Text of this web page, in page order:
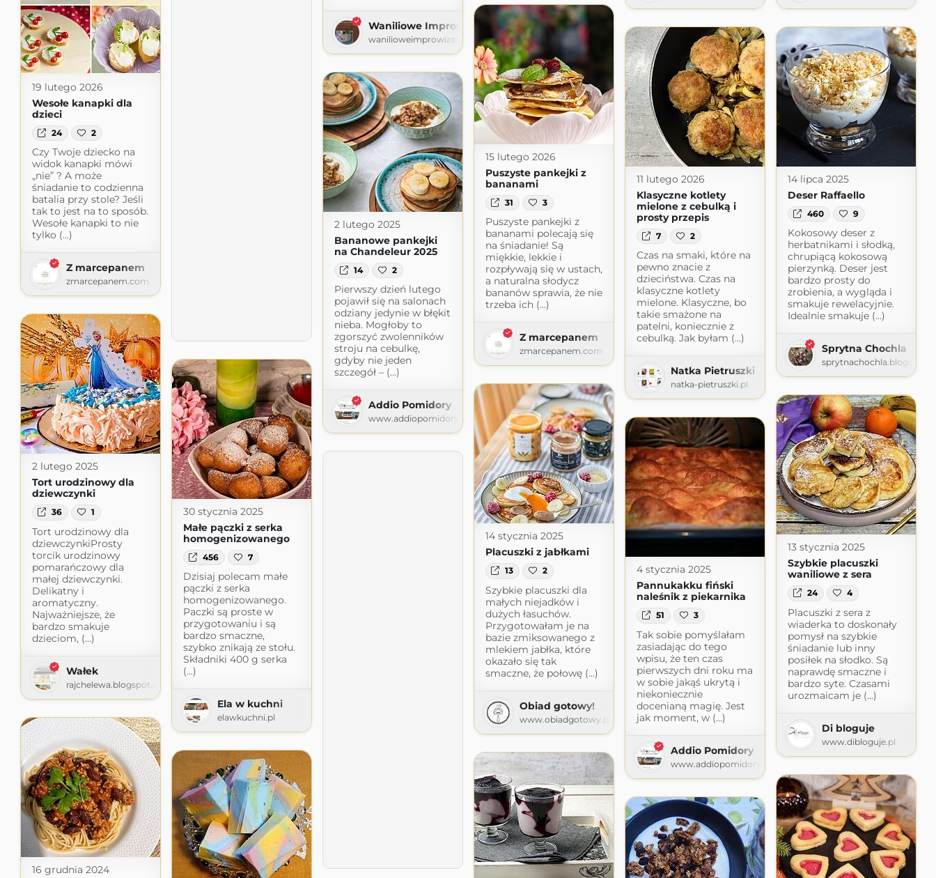
Waniliowe Improwizacje
wanilioweimprowizacje.blogspot.com
19 lutego 2026
Wesołe kanapki dla
dzieci
24 2
Czy Twoje dziecko na
widok kanapki mówi
„nie” ? A może
śniadanie to codzienna
batalia przy stole? Jeśli
tak to jest na to sposób.
Wesołe kanapki to nie
tylko (...)
Z marcepanem
zmarcepanem.com
15 lutego 2026
Puszyste pankejki z
bananami
31 3
Puszyste pankejki z
bananami polecają się
na śniadanie! Są
miękkie, lekkie i
rozpływają się w ustach,
a naturalna słodycz
bananów sprawia, że nie
trzeba ich (...)
Z marcepanem
zmarcepanem.com
11 lutego 2026
Klasyczne kotlety
mielone z cebulką i
prosty przepis
7 2
Czas na smaki, które na
pewno znacie z
dzieciństwa. Czas na
klasyczne kotlety
mielone. Klasyczne, bo
takie smażone na
patelni, koniecznie z
cebulką. Jak byłam (...)
Natka Pietruszki
natka-pietruszki.pl
14 lipca 2025
Deser Raffaello
460 9
Kokosowy deser z
herbatnikami i słodką,
chrupiącą kokosową
pierzynką. Deser jest
bardzo prosty do
zrobienia, a wygląda i
smakuje rewelacyjnie.
Idealnie smakuje (...)
Sprytna Chochla
2 lutego 2025
Bananowe pankejki
na Chandeleur 2025
14 2
Pierwszy dzień lutego
pojawił się na salonach
odziany jedynie w błękit
nieba. Mogłoby to
zgorszyć zwolenników
stroju na cebulkę,
gdyby nie jeden
szczegół – (...)
Addio Pomidory
www.addiopomidory.pl
2 lutego 2025
Tort urodzinowy dla
dziewczynki
36 1
Tort urodzinowy dla
dziewczynkiProsty
torcik urodzinowy
pomarańczowy dla
małej dziewczynki.
Delikatny i
aromatyczny.
Najważniejsze, że
bardzo smakuje
dzieciom, (...)
Wałek
rajchelewa.blogspot.com
30 stycznia 2025
Małe pączki z serka
homogenizowanego
456 7
Dzisiaj polecam małe
pączki z serka
homogenizowanego.
Paczki są proste w
przygotowaniu i są
bardzo smaczne,
szybko znikają ze stołu.
Składniki 400 g serka
(...)
Ela w kuchni
elawkuchni.pl
14 stycznia 2025
Placuszki z jabłkami
13 2
Szybkie placuszki dla
małych niejadków i
dużych łasuchów.
Przygotowałam je na
bazie zmiksowanego z
mlekiem jabłka, które
okazało się tak
smaczne, że połowę (...)
Obiad gotowy!
www.obiadgotowy.pl
13 stycznia 2025
Szybkie placuszki
waniliowe z sera
24 4
Placuszki z sera z
wiaderka to doskonały
pomysł na szybkie
śniadanie lub inny
posiłek na słodko. Są
naprawdę smaczne i
bardzo syte. Czasami
urozmaicam je (...)
Di bloguje
www.dibloguje.pl
4 stycznia 2025
Pannukakku fiński
naleśnik z piekarnika
51 3
Tak sobie pomyślałam
zasiadając do tego
wpisu, że ten czas
pierwszych dni roku ma
w sobie jakąś ukrytą i
niekoniecznie
docenianą magię. Jest
jak moment, w (...)
Addio Pomidory
www.addiopomidory.pl
16 grudnia 2024